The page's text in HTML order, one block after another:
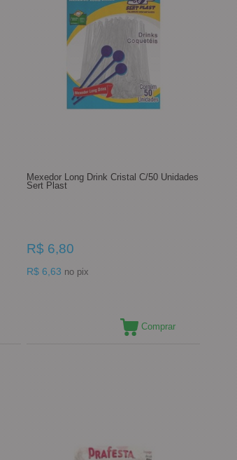
Mexedor Long Drink Cristal C/50 Unidades
Sert Plast
R$ 6,80
R$ 6,63 no pix
Comprar